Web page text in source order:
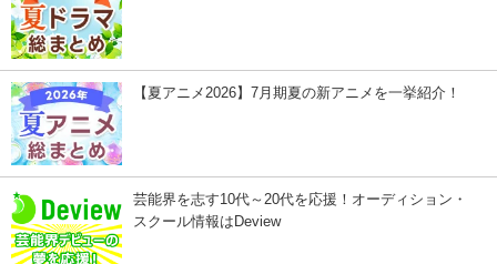
【夏アニメ2026】7月期夏の新アニメを一挙紹介！
芸能界を志す10代～20代を応援！オーディション・
スクール情報はDeview